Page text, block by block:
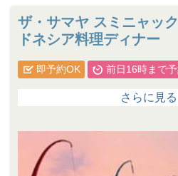
ザ・サマヤ スミニャッ
ドネシア料理ディナー
即予約OK 前日16時まで